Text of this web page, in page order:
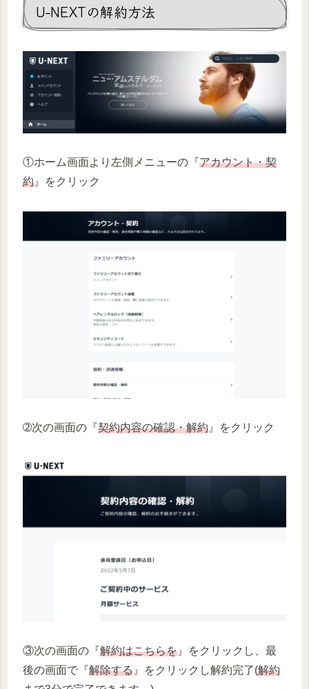
U-NEXTの解約方法
①ホーム画面より左側メニューの『アカウント・契
約 』をクリック
➁次の画面の『 契約内容の確認・解約』をクリック
③次の画面の『解約はこちらを 』をクリックし、最
後の画面で『解除する 』をクリックし解約完了(解約